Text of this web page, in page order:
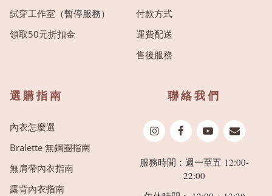
試穿工作室 （暫停服務）
領取50元折扣金
付款方式
運費配送
售後服務
選購指南
內衣怎麼選
Bralette 無鋼圈指南
無肩帶內衣指南
露背內衣指南
聯絡我們
服務時間：週一至五 12:00-
22:00